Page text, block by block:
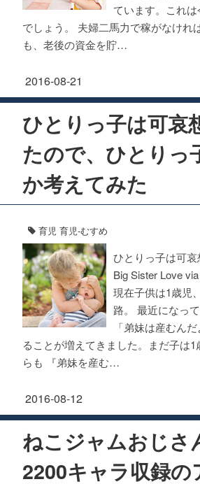
ています。これ
でしょう。 夫婦二馬力で稼がなけれ
も、老後の資金を貯…
2016-08-21
ひとりっ子は可哀
たので、ひとりっ
か考えてみた
育児 育児-むすめ
ひとりっ子は可
Big Sister Love
現在子供は1歳児
路。 最近になっ
「弟妹は産むん
ることが増えてきました。まだ子は
らも 『弟妹を産む…
2016-08-12
ねこジャムおじさ
2200キャラ収録の